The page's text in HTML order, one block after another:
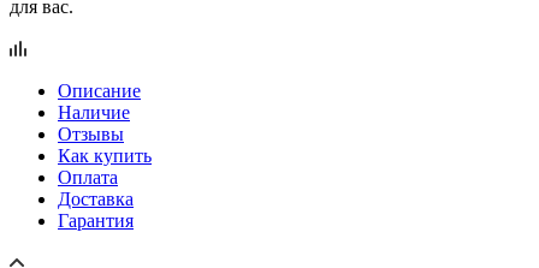
Наличие
Отзывы
Как купить
Оплата
Доставка
Гарантия